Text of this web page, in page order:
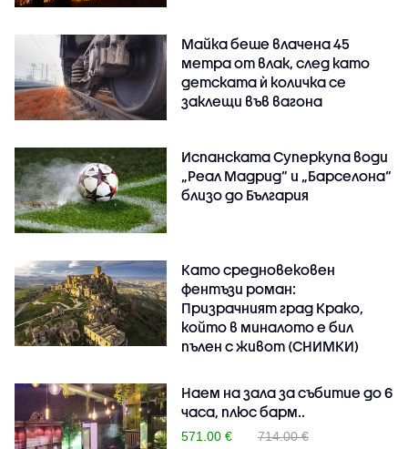
Майка беше влачена 45
метра от влак, след като
детската ѝ количка се
заклещи във вагона
Испанската Суперкупа води
„Реал Мадрид“ и „Барселона“
близо до България
Като средновековен
фентъзи роман:
Призрачният град Крако,
който в миналото е бил
пълен с живот (СНИМКИ)
Наем на зала за събитие до 6
часа, плюс барм..
571.00 € 714.00 €